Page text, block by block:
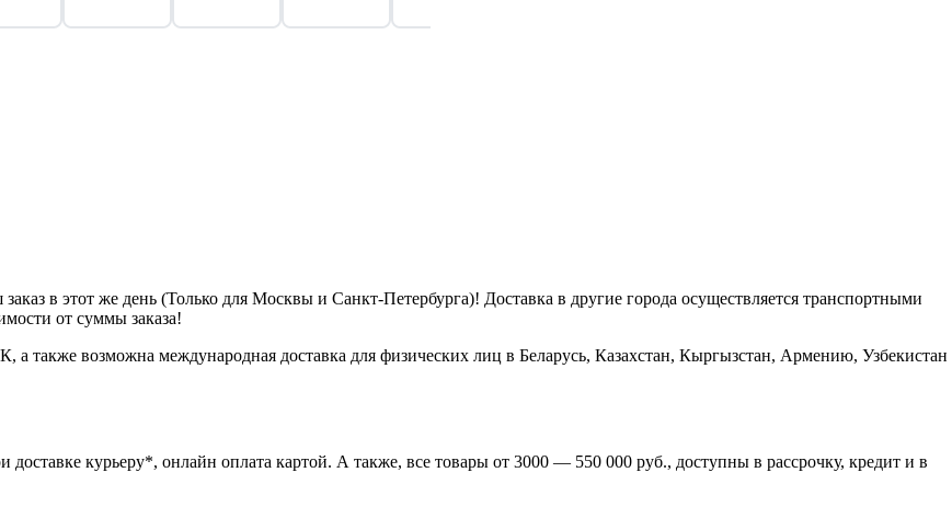
в этот же день (Только для Москвы и Санкт-Петербурга)! Доставка в другие города осуществляется транспортными
от суммы заказа!
а также возможна международная доставка для физических лиц в Беларусь, Казахстан, Кыргызстан, Армению, Узбекистан
курьеру*, онлайн оплата картой. А также, все товары от 3000 — 550 000 руб., доступны в рассрочку, кредит и в